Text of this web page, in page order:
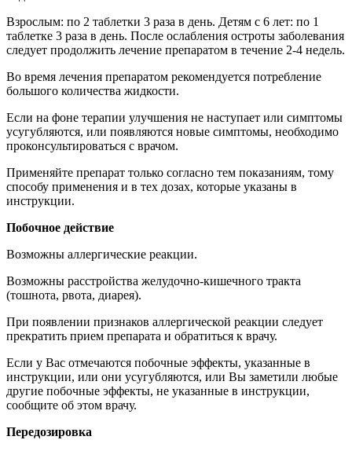
Взрослым: по 2 таблетки 3 раза в день. Детям с 6 лет: по 1
таблетке 3 раза в день. После ослабления остроты заболевания
следует продолжить лечение препаратом в течение 2-4 недель.
Во время лечения препаратом рекомендуется потребление
большого количества жидкости.
Если на фоне терапии улучшения не наступает или симптомы
усугубляются, или появляются новые симптомы, необходимо
проконсультироваться с врачом.
Применяйте препарат только согласно тем показаниям, тому
способу применения и в тех дозах, которые указаны в
инструкции.
Побочное действие
Возможны аллергические реакции.
Возможны расстройства желудочно-кишечного тракта
(тошнота, рвота, диарея).
При появлении признаков аллергической реакции следует
прекратить прием препарата и обратиться к врачу.
Если у Вас отмечаются побочные эффекты, указанные в
инструкции, или они усугубляются, или Вы заметили любые
другие побочные эффекты, не указанные в инструкции,
сообщите об этом врачу.
Передозировка